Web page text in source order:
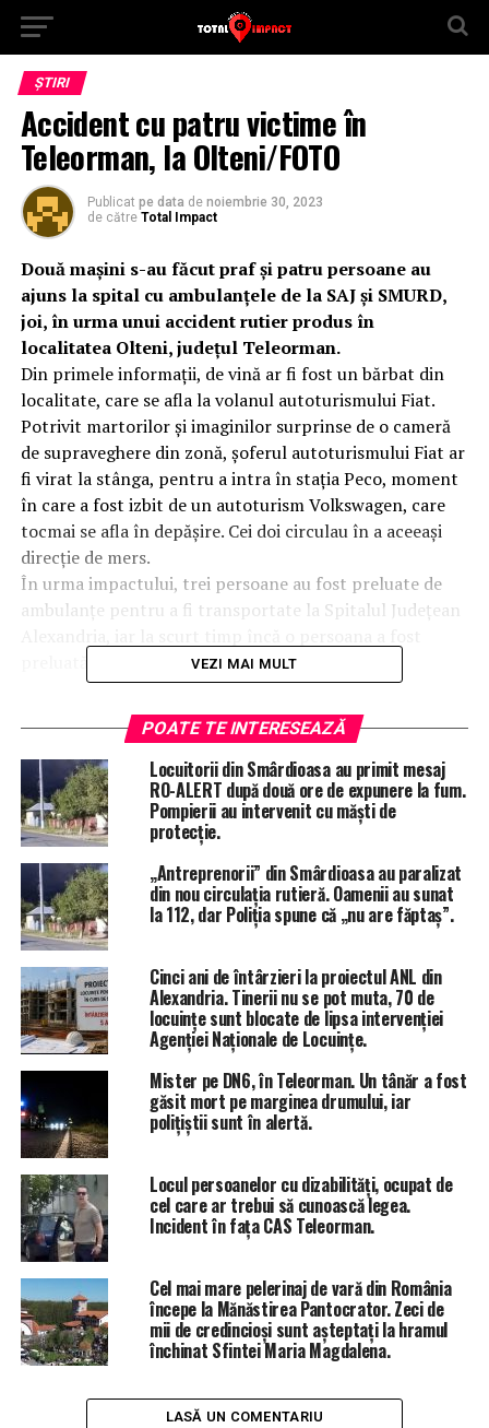
ȘTIRI
Accident cu patru victime în
Teleorman, la Olteni/FOTO
Publicat pe data de noiembrie 30, 2023
de către Total Impact
Două mașini s-au făcut praf și patru persoane au
ajuns la spital cu ambulanțele de la SAJ și SMURD,
joi, în urma unui accident rutier produs în
localitatea Olteni, județul Teleorman.
Din primele informații, de vină ar fi fost un bărbat din
localitate, care se afla la volanul autoturismului Fiat.
Potrivit martorilor și imaginilor surprinse de o cameră
de supraveghere din zonă, șoferul autoturismului Fiat ar
fi virat la stânga, pentru a intra în stația Peco, moment
în care a fost izbit de un autoturism Volkswagen, care
tocmai se afla în depășire. Cei doi circulau în a aceeași
direcție de mers.
În urma impactului, trei persoane au fost preluate de
ambulanțe pentru a fi transportate la Spitalul Județean
preluată pentru îngrijiri medicale.
ÎNTÂMPLĂRI RECERENTE
ACCIDENT OLTENI
VEZI MAI MULT
POATE TE INTERESEAZĂ
Locuitorii din Smârdioasa au primit mesaj
RO-ALERT după două ore de expunere la fum.
Pompierii au intervenit cu măști de
protecție.
„Antreprenorii” din Smârdioasa au paralizat
din nou circulația rutieră. Oamenii au sunat
la 112, dar Poliția spune că „nu are făptaș”.
Cinci ani de întârzieri la proiectul ANL din
Alexandria. Tinerii nu se pot muta, 70 de
locuințe sunt blocate de lipsa intervenției
Agenției Naționale de Locuințe.
Mister pe DN6, în Teleorman. Un tânăr a fost
găsit mort pe marginea drumului, iar
polițiștii sunt în alertă.
Locul persoanelor cu dizabilități, ocupat de
cel care ar trebui să cunoască legea.
Incident în fața CAS Teleorman.
Cel mai mare pelerinaj de vară din România
începe la Mănăstirea Pantocrator. Zeci de
mii de credincioși sunt așteptați la hramul
închinat Sfintei Maria Magdalena.
LASĂ UN COMENTARIU